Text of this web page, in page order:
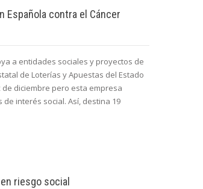
Española contra el Cáncer
a entidades sociales y proyectos de
de Loterías y Apuestas del Estado
diciembre pero esta empresa
interés social. Así, destina 19
riesgo social